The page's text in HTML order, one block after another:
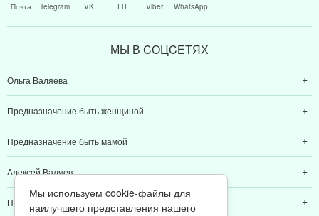
Почта Telegram VK FB Viber WhatsApp
МЫ В CОЦCЕТЯХ
Ольга Валяева
Предназначение быть женщиной
Предназначение быть мамой
Алексей Валяев
Предназначение быть папой
Мы используем cookie-файлы для
наилучшего представления нашего